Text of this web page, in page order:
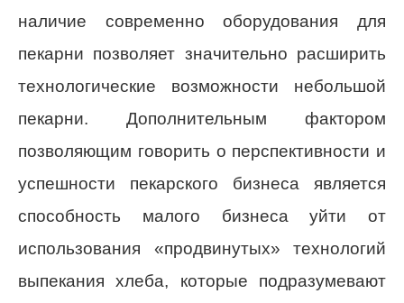
наличие современно оборудования для
пекарни позволяет значительно расширить
технологические возможности небольшой
пекарни. Дополнительным фактором
позволяющим говорить о перспективности и
успешности пекарского бизнеса является
способность малого бизнеса уйти от
использования «продвинутых» технологий
выпекания хлеба, которые подразумевают